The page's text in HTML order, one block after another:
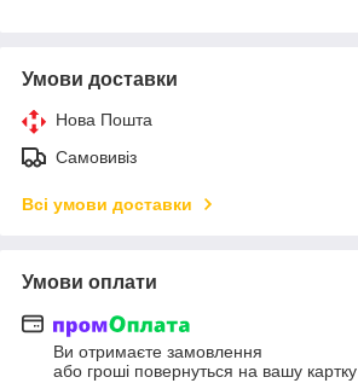
Умови доставки
Нова Пошта
Самовивіз
Всі умови доставки
Умови оплати
Ви отримаєте замовлення
або гроші повернуться на вашу картку